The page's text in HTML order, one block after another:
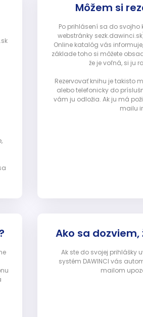
Môžem si
Po prihlásení sa do
webstránky
Online katalóg vás
základe toho si môžete
že je voľná, si ju
Rezervovať knihu je takisto
alebo telefonicky do
vám ju odložia. Ak ju má
mailu
Ako sa
Ak ste do svojej prihlášky
systém DAWINCI vás
mailom